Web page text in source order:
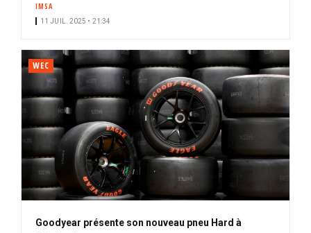
IMSA
11 JUIL. 2025 • 21:34
WEC
Goodyear présente son nouveau pneu Hard à